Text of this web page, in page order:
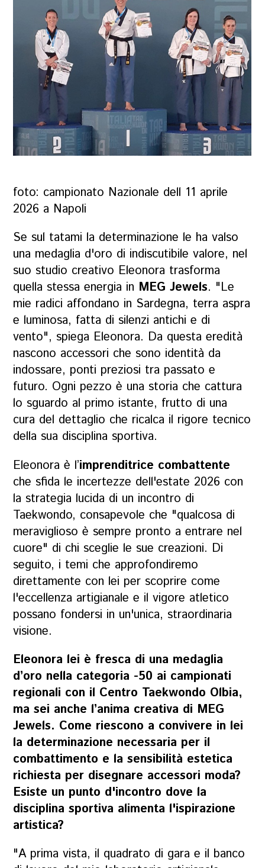
foto: campionato Nazionale dell 11 aprile
2026 a Napoli
Se sul tatami la determinazione le ha valso
una medaglia d'oro di indiscutibile valore, nel
suo studio creativo Eleonora trasforma
quella stessa energia in MEG Jewels. "Le
mie radici affondano in Sardegna, terra aspra
e luminosa, fatta di silenzi antichi e di
vento", spiega Eleonora. Da questa eredità
nascono accessori che sono identità da
indossare, ponti preziosi tra passato e
futuro. Ogni pezzo è una storia che cattura
lo sguardo al primo istante, frutto di una
cura del dettaglio che ricalca il rigore tecnico
della sua disciplina sportiva.
Eleonora è l’imprenditrice combattente
che sfida le incertezze dell'estate 2026 con
la strategia lucida di un incontro di
Taekwondo, consapevole che "qualcosa di
meraviglioso è sempre pronto a entrare nel
cuore" di chi sceglie le sue creazioni. Di
seguito, i temi che approfondiremo
direttamente con lei per scoprire come
l'eccellenza artigianale e il vigore atletico
possano fondersi in un'unica, straordinaria
visione.
Eleonora lei è fresca di una medaglia
d’oro nella categoria -50 ai campionati
regionali con il Centro Taekwondo Olbia,
ma sei anche l’anima creativa di MEG
Jewels. Come riescono a convivere in lei
la determinazione necessaria per il
combattimento e la sensibilità estetica
richiesta per disegnare accessori moda?
Esiste un punto d'incontro dove la
disciplina sportiva alimenta l'ispirazione
artistica?
"A prima vista, il quadrato di gara e il banco